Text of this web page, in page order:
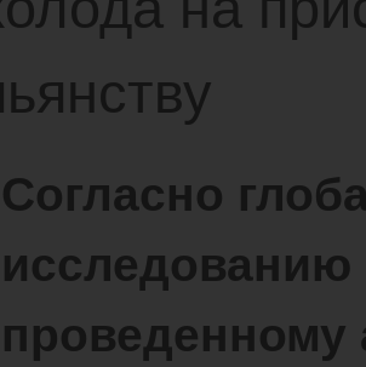
Согласно
исследованию
проведенному